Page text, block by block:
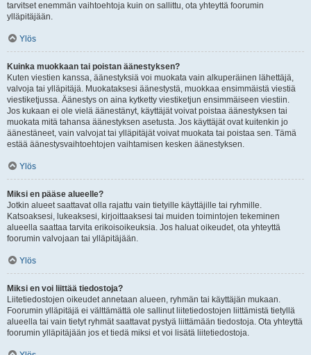
tarvitset enemmän vaihtoehtoja kuin on sallittu, ota yhteyttä foorumin
ylläpitäjään.
Ylös
Kuinka muokkaan tai poistan äänestyksen?
Kuten viestien kanssa, äänestyksiä voi muokata vain alkuperäinen lähettäjä,
valvoja tai ylläpitäjä. Muokataksesi äänestystä, muokkaa ensimmäistä viestiä
viestiketjussa. Äänestys on aina kytketty viestiketjun ensimmäiseen viestiin.
Jos kukaan ei ole vielä äänestänyt, käyttäjät voivat poistaa äänestyksen tai
muokata mitä tahansa äänestyksen asetusta. Jos käyttäjät ovat kuitenkin jo
äänestäneet, vain valvojat tai ylläpitäjät voivat muokata tai poistaa sen. Tämä
estää äänestysvaihtoehtojen vaihtamisen kesken äänestyksen.
Ylös
Miksi en pääse alueelle?
Jotkin alueet saattavat olla rajattu vain tietyille käyttäjille tai ryhmille.
Katsoaksesi, lukeaksesi, kirjoittaaksesi tai muiden toimintojen tekeminen
alueella saattaa tarvita erikoisoikeuksia. Jos haluat oikeudet, ota yhteyttä
foorumin valvojaan tai ylläpitäjään.
Ylös
Miksi en voi liittää tiedostoja?
Liitetiedostojen oikeudet annetaan alueen, ryhmän tai käyttäjän mukaan.
Foorumin ylläpitäjä ei välttämättä ole sallinut liitetiedostojen liittämistä tietyllä
alueella tai vain tietyt ryhmät saattavat pystyä liittämään tiedostoja. Ota yhteyttä
foorumin ylläpitäjään jos et tiedä miksi et voi lisätä liitetiedostoja.